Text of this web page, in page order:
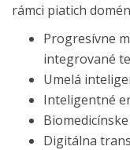
rámci piatich
Progresívne
integrované
Umelá
Inteligentné
Digitálna